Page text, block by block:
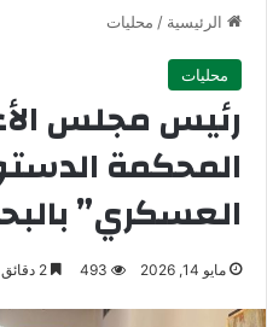
الرئيسية / محليات
محليات
رئيس مجلس
المحكمة
العسكري”
مايو 14, 2026 493